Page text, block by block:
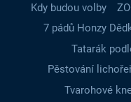
Kdy budou volby
7 pádů Honzy
Tatarák
Pěstování
Tvarohové